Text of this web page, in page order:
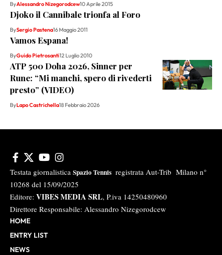
ByAlessandro Nizegorodcew10 Aprile 2015
Djoko il Cannibale trionfa al Foro
BySergio Pastena16 Maggio 2011
Vamos Espana!
ByGuido Pietrosanti12 Luglio 2010
ATP 500 Doha 2026, Sinner per
Rune: “Mi manchi, spero di rivederti
presto” (VIDEO)
ByLapo Castrichella18 Febbraio 2026
Testata giornalistica Spazio Tennis registrata Aut-Trib Milano n°
10268 del 15/09/2025
Editore: VIBES MEDIA SRL, P.iva 14250480960
Direttore Responsabile: Alessandro Nizegorodcew
HOME
ENTRY LIST
NEWS